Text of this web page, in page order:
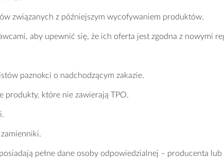
związanych z późniejszym wycofywaniem produktów.
aby upewnić się, że ich oferta jest zgodna z nowymi
paznokci o nadchodzącym zakazie.
produkty, które nie zawierają TPO.
pełne dane osoby odpowiedzialnej – producenta